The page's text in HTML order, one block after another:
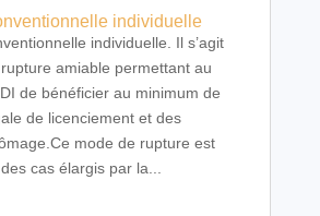
individuelle
individuelle. Il s’agit
amiable permettant au
de bénéficier au minimum de
de licenciement et des
mode de rupture est
cas élargis par la...